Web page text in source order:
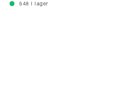
548 I lager